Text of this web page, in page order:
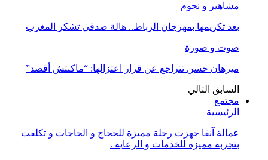
مشاهير و نجوم
بعد تكريمها بمهرجان الرباط.. هالة صدقي تشكر المغرب
صوت و صورة
ميرهان حسن تتراجع عن قرار اعتزالها: “ماكنتش أقصد”
السابق التالي
مجتمع
الرئيسية
عمالة آنفا جهزت رحلة مميزة للحجاج و الحاجات و تكلفت
بتجربة مميزة للخدمات و الرعاية .